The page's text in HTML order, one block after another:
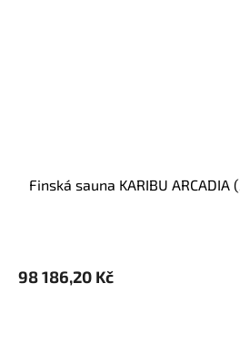
finská sauna KARIBU
98 186,20 Kč